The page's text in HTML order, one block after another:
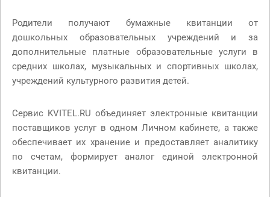
Родители получают бумажные квитанции от
дошкольных образовательных учреждений и за
дополнительные платные образовательные услуги в
средних школах, музыкальных и спортивных школах,
учреждений культурного развития детей.
Сервис KVITEL.RU объединяет электронные квитанции
поставщиков услуг в одном Личном кабинете, а также
обеспечивает их хранение и предоставляет аналитику
по счетам, формирует аналог единой электронной
квитанции.